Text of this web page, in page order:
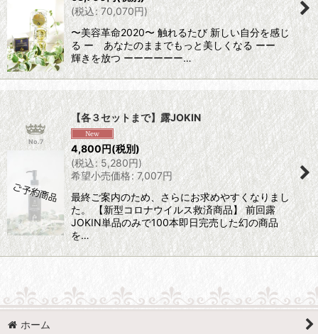
(税込: 70,070円)
〜美容革命2020〜 触れるたび 新しい自分を感じ
る ー あなたのままでもっと美しくなる ーー
輝きを放つ ーーーーーー…
No.7
【各３セットまで】露JOKIN
4,800円(税別)
(税込: 5,280円)
希望小売価格: 7,007円
最終ご案内のため、さらにお求めやすくなりまし
た。 【新型コロナウイルス救済商品】 前回露
JOKIN単品のみで100本即日完売した幻の商品
を…
ホーム